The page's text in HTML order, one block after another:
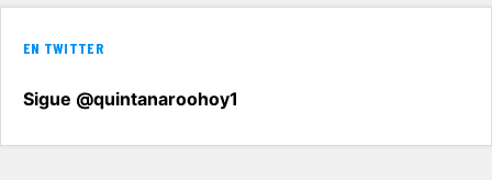
EN TWITTER
Sigue @quintanaroohoy1